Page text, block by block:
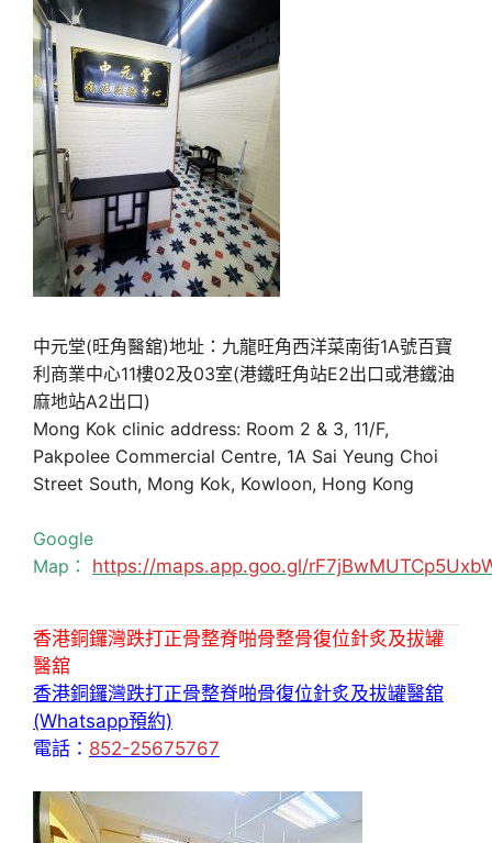
中元堂(旺角醫舘)地址：九龍旺角西洋菜南街1A號百寶
利商業中心11樓02及03室(港鐵旺角站E2出口或港鐵油
麻地站A2出口)
Mong Kok clinic address: Room 2 & 3, 11/F,
Pakpolee Commercial Centre, 1A Sai Yeung Choi
Street South, Mong Kok, Kowloon, Hong Kong
Google
Map： https://maps.app.goo.gl/
香港銅鑼灣跌打正骨整脊啪骨整骨復位針炙及拔罐
醫舘
香港銅鑼灣跌打正骨整脊啪骨復位針炙及拔罐醫舘
(Whatsapp預約)
電話： 852-25675767